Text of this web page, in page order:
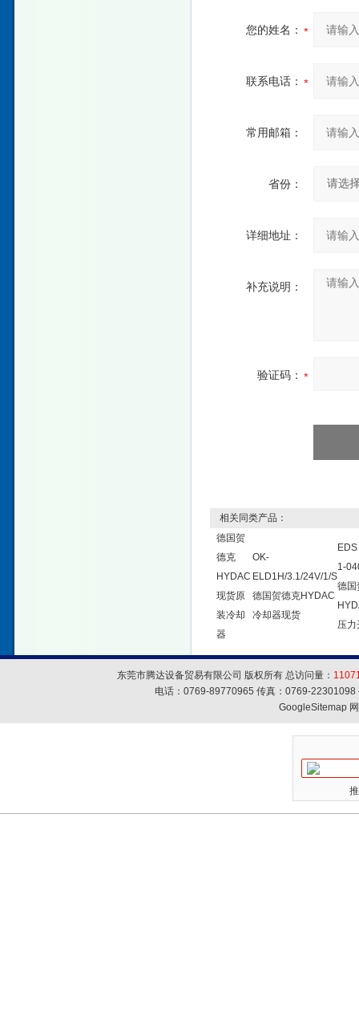
您的姓名：
联系电话：
常用邮箱：
省份：
详细地址：
补充说明：
验证码：
相关同类产品：
德国贺
德克
HYDAC
现货原
装冷却
器
OK-
ELD1H/3.1/24V/1/S
德国贺德克HYDAC
冷却器现货
1-
德国
压力
东莞市腾达设备贸易有限公司 版权所有 总访问量：
电话：0769-89770965 传真：0769-
GoogleSitemap网